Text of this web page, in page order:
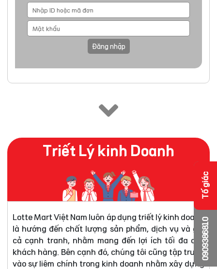
Đăng nhập
Triết Lý kinh Doanh
Lotte Mart Việt Nam luôn áp dụng triết lý kinh doanh
là hướng đến chất lượng sản phẩm, dịch vụ và giá
cả cạnh tranh, nhằm mang đến lợi ích tối đa cho
khách hàng. Bên cạnh đó, chúng tôi cũng tập trung
vào sự liêm chính trong kinh doanh nhằm xây dựng
0909386810
Tố giác